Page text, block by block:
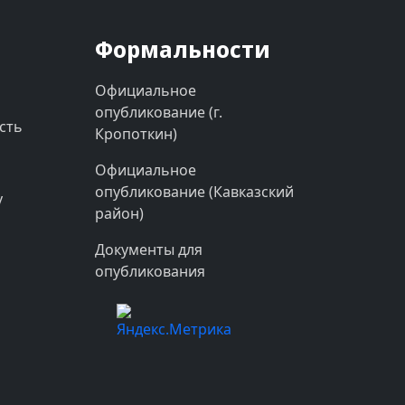
Формальности
Официальное
опубликование (г.
Кропоткин)
Официальное
опубликование (Кавказский
район)
Документы для
опубликования